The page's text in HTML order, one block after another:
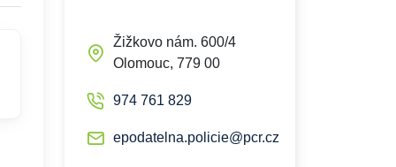
Žižkovo nám. 600/4
Olomouc, 779 00
974 761 829
epodatelna.policie@pcr.cz